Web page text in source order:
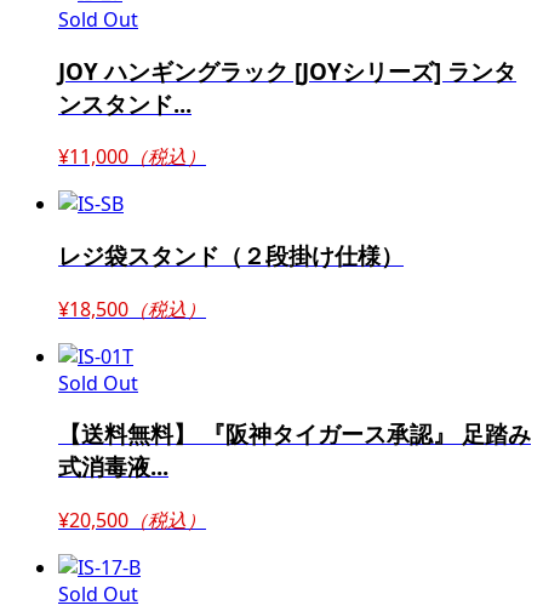
Sold Out
JOY ハンギングラック [JOYシリーズ] ランタ
ンスタンド...
¥11,000 （税込）
レジ袋スタンド（２段掛け仕様）
¥18,500 （税込）
Sold Out
【送料無料】 『阪神タイガース承認』 足踏み
式消毒液...
¥20,500 （税込）
Sold Out